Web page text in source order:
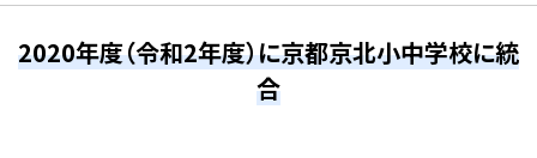
2020年度（令和2年度）に京都京北小中学校に統
合